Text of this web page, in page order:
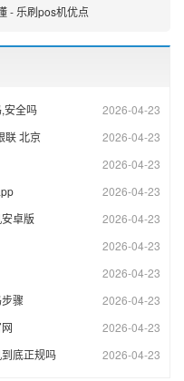
- 乐刷pos机优点
2026-04-23
安全吗
2026-04-23
联 北京
2026-04-23
2026-04-23
2026-04-23
卓版
2026-04-23
2026-04-23
2026-04-23
骤
2026-04-23
2026-04-23
底正规吗